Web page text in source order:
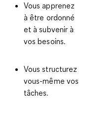
Vous apprenez
à être ordonné
et à subvenir à
vos besoins.
Vous structurez
vous-même vos
tâches.